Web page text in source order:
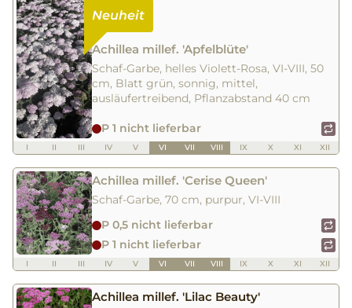
Achillea millef. 'Apfelblüte'
Schaf-Garbe, helles Violett-Rosa, VI-VIII, 50
cm, Blatt grün, sonnig, mittel,
ausläufertreibend, Pflanzabstand 40 cm
P 1 nicht lieferbar
I II III IV V VI VII VIII IX X XI XII
Achillea millef. 'Cerise Queen'
Schaf-Garbe, 70 cm, purpur, VI-VIII
P 0,5 nicht lieferbar
P 1 nicht lieferbar
I II III IV V VI VII VIII IX X XI XII
Achillea millef. 'Lilac Beauty'